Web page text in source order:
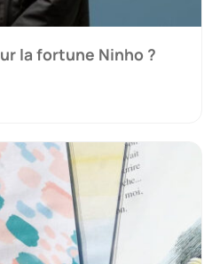
la fortune Ninho ?